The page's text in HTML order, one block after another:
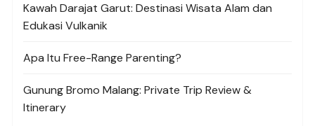
Kawah Darajat Garut: Destinasi Wisata Alam dan
Edukasi Vulkanik
Apa Itu Free-Range Parenting?
Gunung Bromo Malang: Private Trip Review &
Itinerary